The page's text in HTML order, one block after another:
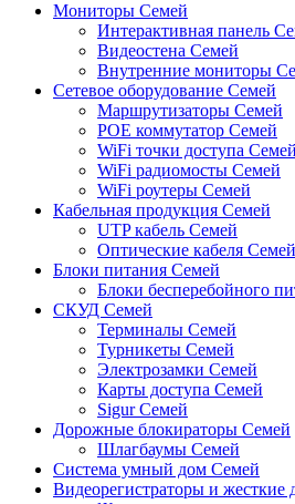
Мониторы Семей
Интерактивная панель
Видеостена Семей
Внутренние мониторы
Сетевое оборудование Семей
Маршрутизаторы Семей
POE коммутатор Семей
WiFi точки доступа Семей
WiFi радиомосты Семей
WiFi роутеры Семей
Кабельная продукция Семей
UTP кабель Семей
Оптические кабеля Семей
Блоки питания Семей
Блоки бесперебойного
СКУД Семей
Терминалы Семей
Турникеты Семей
Электрозамки Семей
Карты доступа Семей
Sigur Семей
Дорожные блокираторы Семей
Шлагбаумы Семей
Система умный дом Семей
Видеорегистраторы и жесткие